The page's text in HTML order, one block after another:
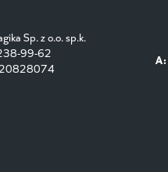
Sp. z o.o. sp.k.
99-62
A: